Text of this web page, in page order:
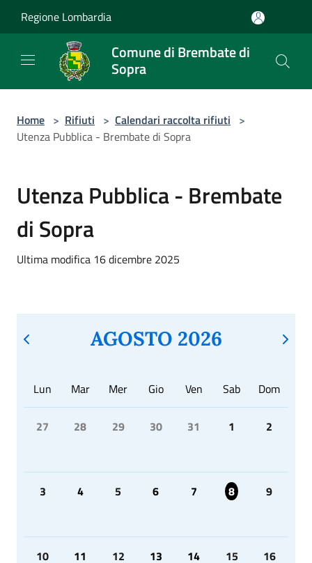
Regione Lombardia
Comune di Brembate di
Sopra
Home > Rifiuti > Calendari raccolta rifiuti >
Utenza Pubblica - Brembate di Sopra
Utenza Pubblica - Brembate
di Sopra
Ultima modifica 16 dicembre 2025
AGOSTO 2026
Lun Mar Mer Gio Ven Sab Dom
27 28 29 30 31 1 2
3 4 5 6 7 8 9
10 11 12 13 14 15 16